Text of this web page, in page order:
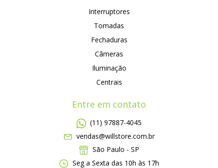
Interruptores
Tomadas
Fechaduras
Câmeras
Iluminação
Centrais
Entre em contato
(11) 97887-4045
vendas@willstore.com.br
São Paulo - SP
Seg a Sexta das 10h às 17h